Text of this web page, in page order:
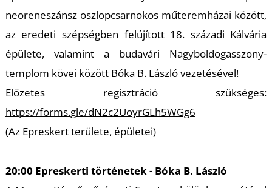
neoreneszánsz oszlopcsarnokos műteremházai között,
az eredeti szépségben felújított 18. századi Kálvária
épülete, valamint a budavári Nagyboldogasszony-
templom kövei között Bóka B. László vezetésével!
Előzetes regisztráció szükséges:
https://forms.gle/dN2c2UoyrGLh5WGg6
(Az Epreskert területe, épületei)
20:00 Epreskerti történetek - Bóka B. László